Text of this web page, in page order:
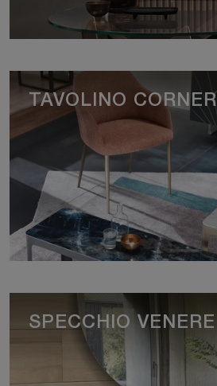
TAVOLINO CORNER
SPECCHIO VENERE